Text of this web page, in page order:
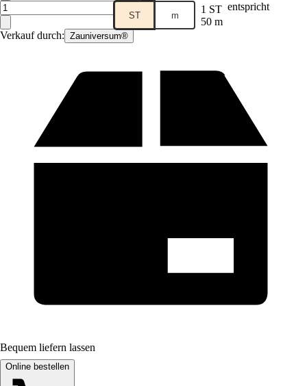
Verkauf durch: Zauniversum®
ST m 1 ST entspricht
50 m
Bequem liefern lassen
Online bestellen